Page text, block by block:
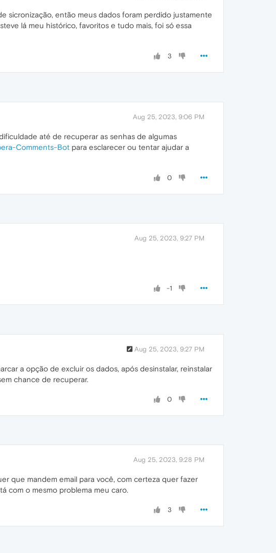
sicronização, então meus dados foram perdido justamente
lá meu histórico, favoritos e tudo mais, foi só essa
3
Aug 25, 2023, 9:06 PM
até de recuperar as senhas de algumas
Comments-Bot para esclarecer ou tentar ajudar a
0
Aug 25, 2023, 9:27 PM
-1
Aug 25, 2023, 9:27 PM
a opção de excluir os dados, após desinstalar, reinstalar
chance de recuperar.
0
Aug 25, 2023, 9:28 PM
que mandem email para você, com certeza quer fazer
com o mesmo problema meu caro.
3